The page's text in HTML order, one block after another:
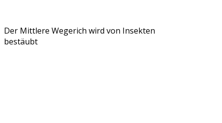
Der Mittlere Wegerich wird von Insekten
bestäubt